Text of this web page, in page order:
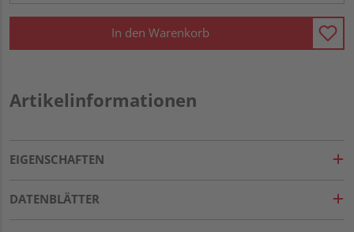
In den Warenkorb
Artikelinformationen
EIGENSCHAFTEN
DATENBLÄTTER